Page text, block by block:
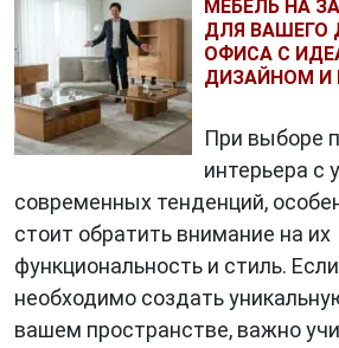
МЕБЕЛЬ НА
ДЛЯ ВАШЕГО
ОФИСА С
ДИЗАЙНОМ И
При выборе
интерьера с
современных тенденций,
стоит обратить внимание на их
функциональность и стиль.
необходимо создать
вашем пространстве, важно